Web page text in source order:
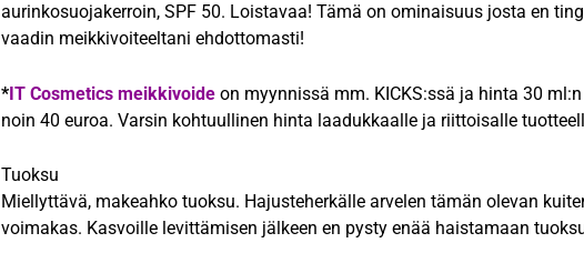
aurinkosuojakerroin, SPF 50. Loistavaa! Tämä on ominaisuus josta en
vaadin meikkivoiteeltani ehdottomasti!
*IT Cosmetics meikkivoideon myynnissä mm. KICKS:ssä ja hinta 30
noin 40 euroa. Varsin kohtuullinen hinta laadukkaalle ja riittoisalle
Tuoksu
Miellyttävä, makeahko tuoksu. Hajusteherkälle arvelen tämän olevan
voimakas. Kasvoille levittämisen jälkeen en pysty enää haistamaan